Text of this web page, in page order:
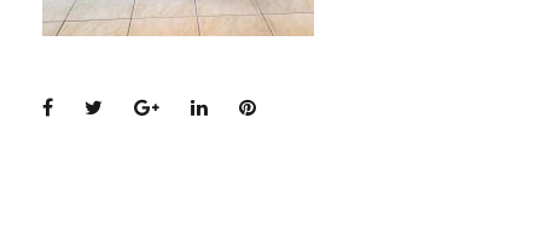
Facebook
TwitterGoogle+
LinkedInPinterest